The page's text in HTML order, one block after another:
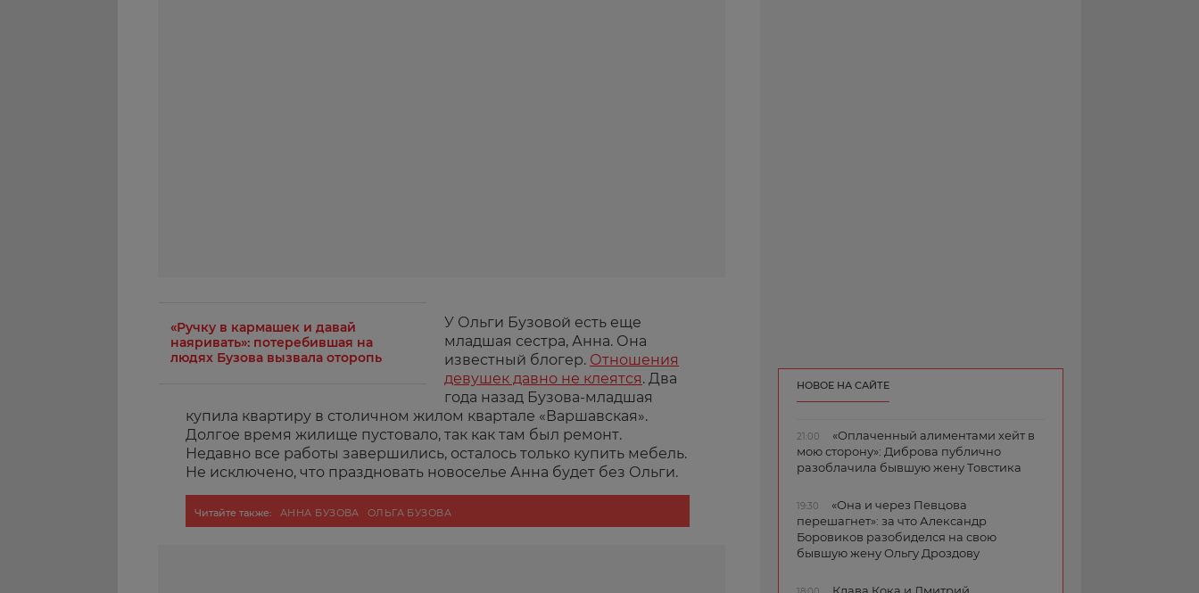
«Ручку в кармашек и давай
наяривать»: потеребившая на
людях Бузова вызвала оторопь
У Ольги Бузовой есть еще
младшая сестра, Анна. Она
известный блогер. Отношения
девушек давно не клеятся. Два
года назад Бузова-младшая
купила квартиру в столичном жилом квартале «Варшавская».
Долгое время жилище пустовало, так как там был ремонт.
Недавно все работы завершились, осталось только купить мебель.
Не исключено, что праздновать новоселье Анна будет без Ольги.
Читайте также: АННА БУЗОВА ОЛЬГА БУЗОВА
НОВОЕ НА САЙТЕ
21:00
«Оплаченный алиментами хейт в
мою сторону»: Диброва публично
разоблачила бывшую жену Товстика
19:30
«Она и через Певцова
перешагнет»: за что Александр
Боровиков разобиделся на свою
бывшую жену Ольгу Дроздову